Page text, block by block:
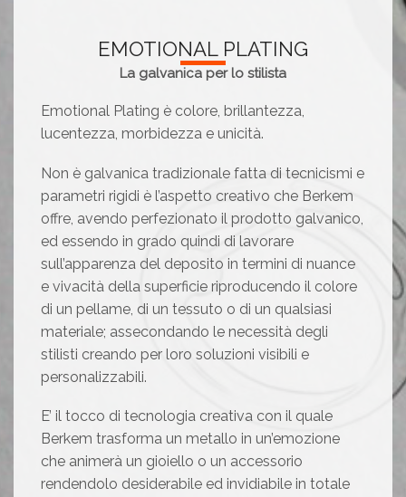
EMOTIONAL PLATING
La galvanica per lo stilista
Emotional Plating è colore, brillantezza,
lucentezza, morbidezza e unicità.
Non è galvanica tradizionale fatta di tecnicismi e
parametri rigidi è l’aspetto creativo che Berkem
offre, avendo perfezionato il prodotto galvanico,
ed essendo in grado quindi di lavorare
sull’apparenza del deposito in termini di nuance
e vivacità della superficie riproducendo il colore
di un pellame, di un tessuto o di un qualsiasi
materiale; assecondando le necessità degli
stilisti creando per loro soluzioni visibili e
personalizzabili.
E’ il tocco di tecnologia creativa con il quale
Berkem trasforma un metallo in un’emozione
che animerà un gioiello o un accessorio
rendendolo desiderabile ed invidiabile in totale